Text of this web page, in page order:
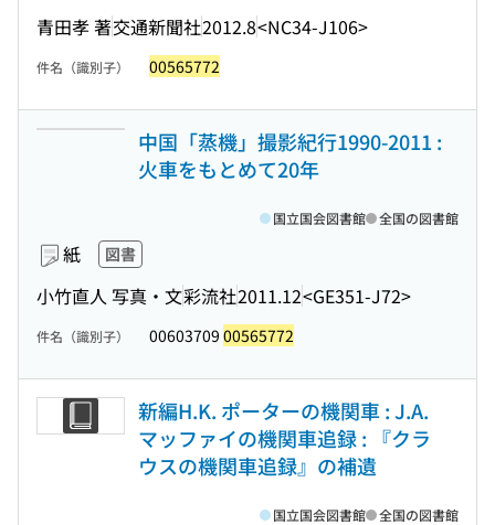
青田孝 著交通新聞社2012.8<NC34-J106>
件名（識別子） 00565772
中国「蒸機」撮影紀行1990-2011 :
火車をもとめて20年
紙 図書
小竹直人 写真・文彩流社2011.12<GE351-J72>
国立国会図書館 全国の図書館
件名（識別子） 00603709 00565772
新編H.K. ポーターの機関車 : J.A.
マッファイの機関車追録 : 『クラ
ウスの機関車追録』の補遺
国立国会図書館 全国の図書館